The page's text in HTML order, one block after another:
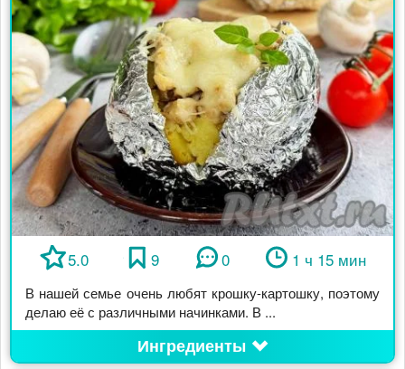
5.0 9 0 1 ч 15 мин
В нашей семье очень любят крошку-картошку, поэтому
делаю её с различными начинками. В ...
Ингредиенты